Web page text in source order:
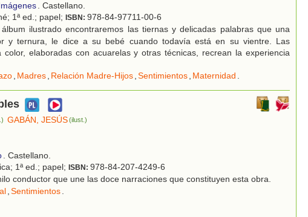
. Castellano.
1ª ed.; papel; ISBN: 978-84-97711-00-6
ilustrado encontraremos las tiernas y delicadas palabras que una
y ternura, le dice a su bebé cuando todavía está en su vientre. Las
color, elaboradas con acuarelas y otras técnicas, recrean la experiencia
, Madres, Relación Madre-Hijos,Sentimientos, Maternidad .
GABÁN, JESÚS(ilust.)
. Castellano.
1ª ed.; papel; ISBN: 978-84-207-4249-6
conductor que une las doce narraciones que constituyen esta obra.
Sentimientos